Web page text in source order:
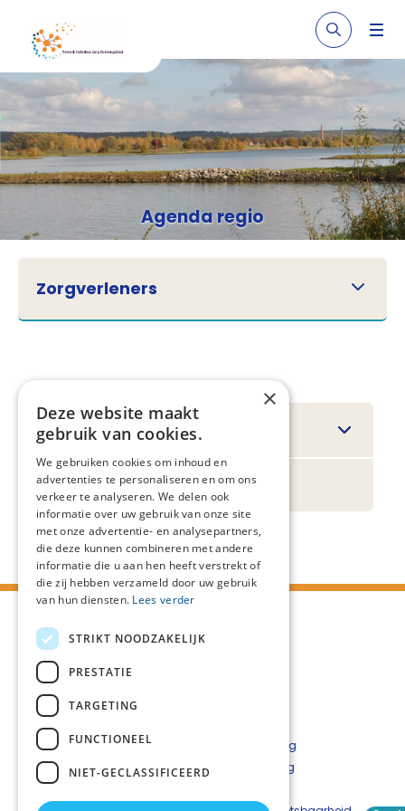
Agenda regio
Zorgverleners
Filteren
Regionaal
Contact
Privacyverklaring
Cookieverklaring
×
Deze website maakt
gebruik van cookies.
We gebruiken cookies om inhoud en
advertenties te personaliseren en om ons
verkeer te analyseren. We delen ook
informatie over uw gebruik van onze site
met onze advertentie- en analysepartners,
die deze kunnen combineren met andere
informatie die u aan hen heeft verstrekt of
die zij hebben verzameld door uw gebruik
van hun diensten. Lees verder
STRIKT NOODZAKELIJK
PRESTATIE
TARGETING
FUNCTIONEEL
NIET-GECLASSIFICEERD